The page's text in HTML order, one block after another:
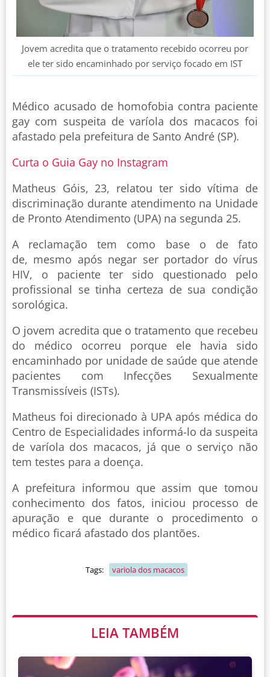
Jovem acredita que o tratamento recebido ocorreu por
ele ter sido encaminhado por serviço focado em IST
Médico acusado de homofobia contra paciente
gay com suspeita de varíola dos macacos foi
afastado pela prefeitura de Santo André (SP).
Curta o Guia Gay no Instagram
Matheus Góis, 23, relatou ter sido vítima de
discriminação durante atendimento na Unidade
de Pronto Atendimento (UPA) na segunda 25.
A reclamação tem como base o de fato
de, mesmo após negar ser portador do vírus
HIV, o paciente ter sido questionado pelo
profissional se tinha certeza de sua condição
sorológica.
O jovem acredita que o tratamento que recebeu
do médico ocorreu porque ele havia sido
encaminhado por unidade de saúde que atende
pacientes com Infecções Sexualmente
Transmissíveis (ISTs).
Matheus foi direcionado à UPA após médica do
Centro de Especialidades informá-lo da suspeita
de varíola dos macacos, já que o serviço não
tem testes para a doença.
A prefeitura informou que assim que tomou
conhecimento dos fatos, iniciou processo de
apuração e que durante o procedimento o
médico ficará afastado dos plantões.
Tags: variola dos macacos
LEIA TAMBÉM